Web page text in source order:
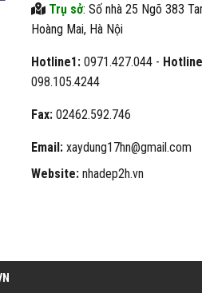
Trụ sở: Số nhà 25 Ngõ 383
Hoàng Mai, Hà Nội
Hotline1:0971.427.044 -
098.105.4244
Fax:02462.592.746
Email:xaydung17hn@gmail.com
Website:nhadep2h.vn